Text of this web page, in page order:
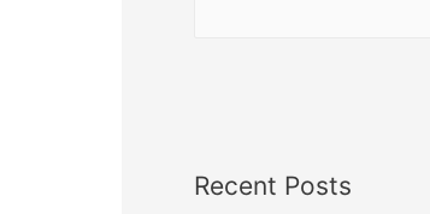
Recent Posts